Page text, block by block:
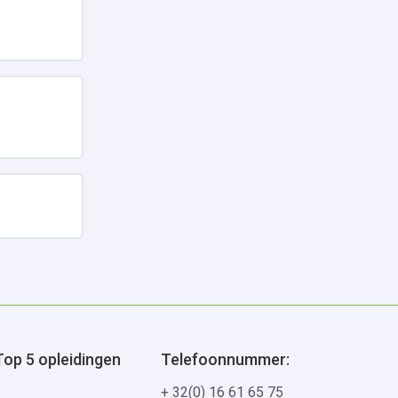
5 opleidingen Telefoonnummer:
+ 32(0) 16 61 65 75